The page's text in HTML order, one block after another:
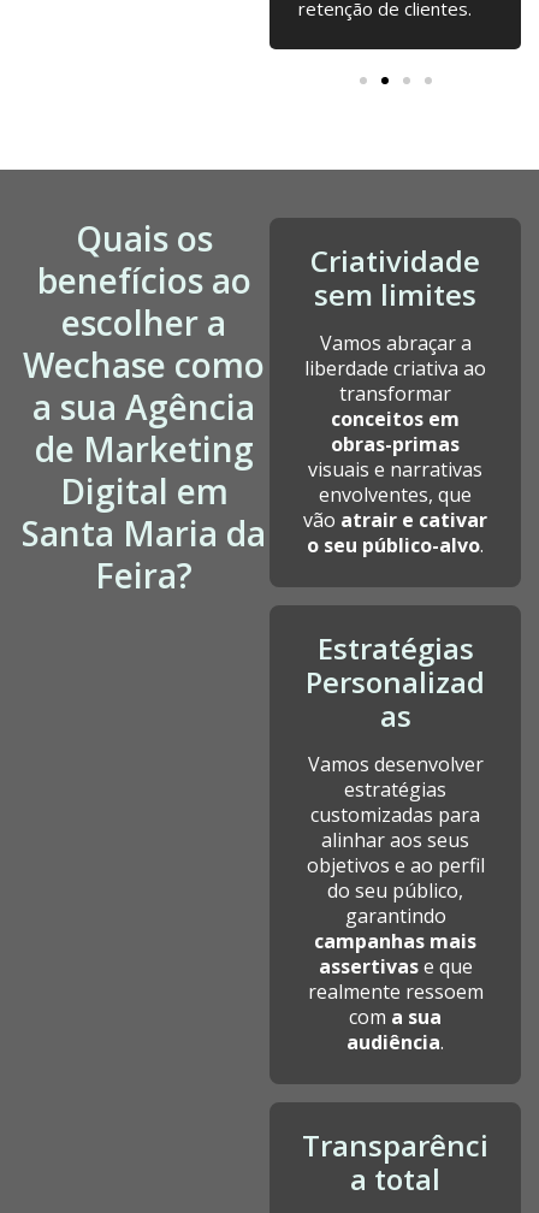
retenção de clientes.
Quais os
benefícios ao
escolher a
Wechase como
a sua Agência
de Marketing
Digital em
Santa Maria da
Feira?
Criatividade
sem limites
Vamos abraçar a
liberdade criativa ao
transformar
conceitos em
obras-primas
visuais e narrativas
envolventes, que
vão atrair e cativar
o seu público-alvo.
Estratégias
Personalizad
as
Vamos desenvolver
estratégias
customizadas para
alinhar aos seus
objetivos e ao perfil
do seu público,
garantindo
campanhas mais
assertivase que
realmente ressoem
com a sua
audiência.
Transparênci
a total